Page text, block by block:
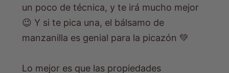
un poco de técnica, y te irá mucho mejor
😉 Y si te pica una, el bálsamo de
manzanilla es genial para la picazón 💚
Lo mejor es que las propiedades